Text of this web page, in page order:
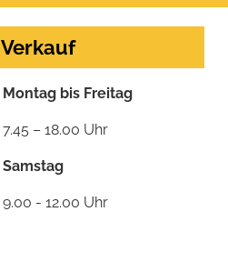
Verkauf
Montag bis Freitag
7.45 – 18.00 Uhr
Samstag
9.00 - 12.00 Uhr